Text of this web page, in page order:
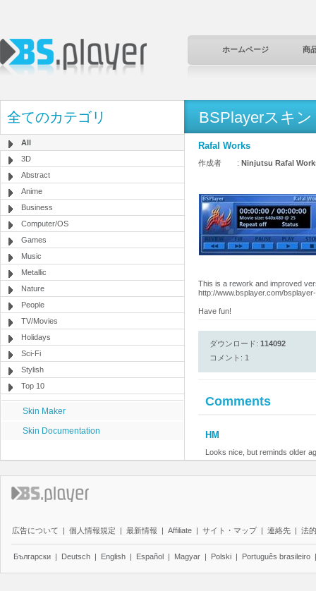
ホームページ 商
全てのカテゴリ
All
3D
Abstract
Anime
Business
Computer/OS
Games
Music
Metallic
Nature
People
TV/Movies
Holidays
Sci-Fi
Stylish
Top 10
Skin Maker
Skin Documentation
BSPlayerスキン
Rafal Works
作成者 : Ninjutsu Rafal
This is a rework and improved
http://www.bsplayer.com/
Have fun!
ダウンロード: 114092
コメント: 1
Comments
HM
Looks nice, but reminds older
広告について | 個人情報規定 | 最新情報 | Affiliate | サイト・マップ | 連絡先 | 法
Български | Deutsch | English | Español | Magyar | Polski | Português brasileiro